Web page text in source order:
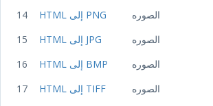
14 HTML إلى PNG الصوره
15 HTML إلى JPG الصوره
16 HTML إلى BMP الصوره
17 HTML إلى TIFF الصوره